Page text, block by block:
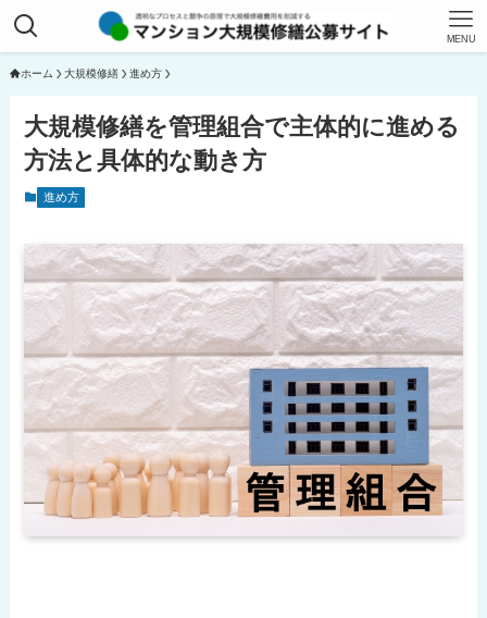
MENU
ホーム 大規模修繕 進め方
大規模修繕を管理組合で主体的に進める
方法と具体的な動き方
進め方